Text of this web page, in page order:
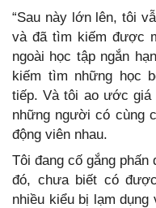
“Sau này lớn lên, tôi
và đã tìm kiếm được
ngoài học tập ngắn
kiếm tìm những học
tiếp. Và tôi ao ước giá
những người có cùng
động viên nhau.
Tôi đang cố gắng
đó, chưa biết có
nhiều kiểu bị lạm